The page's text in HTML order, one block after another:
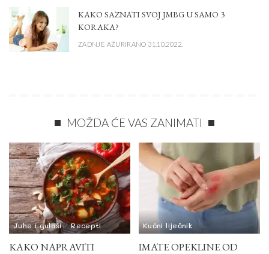
KAKO SAZNATI SVOJ JMBG U SAMO 3
KORAKA?
ZADNJE AŽURIRANO 31.10.2022.
MOŽDA ĆE VAS ZANIMATI
Juhe i gulaši Recepti
KAKO NAPRAVITI
Kućni liječnik
IMATE OPEKLINE OD